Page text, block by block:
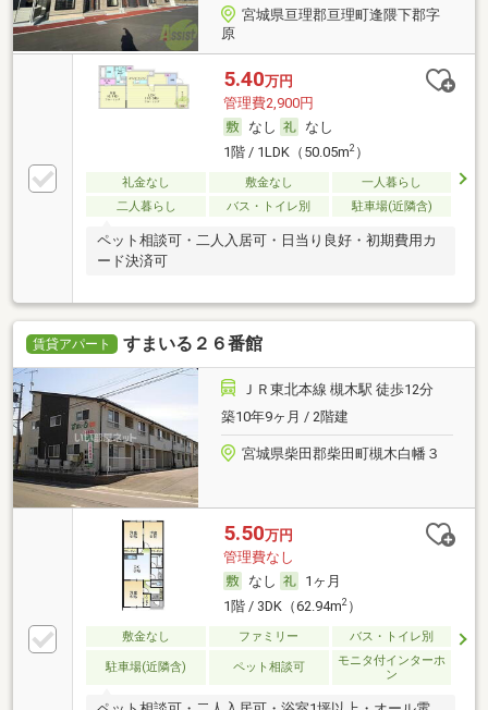
宮城県亘理郡亘理町逢隈下郡字
原
5.40万円
管理費2,900円
なし
なし
1階 / 1LDK（50.05m2）
礼金なし 敷金なし
一人暮らし
二人暮らし
バス・トイレ別 駐車場(近隣含)
ペット相談可・二人入居可・日当り良好・初期費用カ
ード決済可
賃貸アパート すまいる２６番館
ＪＲ東北本線 槻木駅 徒歩12分
築10年9ヶ月 / 2階建
宮城県柴田郡柴田町槻木白幡３
5.50万円
管理費なし
なし
1ヶ月
1階 / 3DK（62.94m2）
敷金なし ファミリー バス・トイレ別
駐車場(近隣含) ペット相談可
モニタ付インターホ
ン